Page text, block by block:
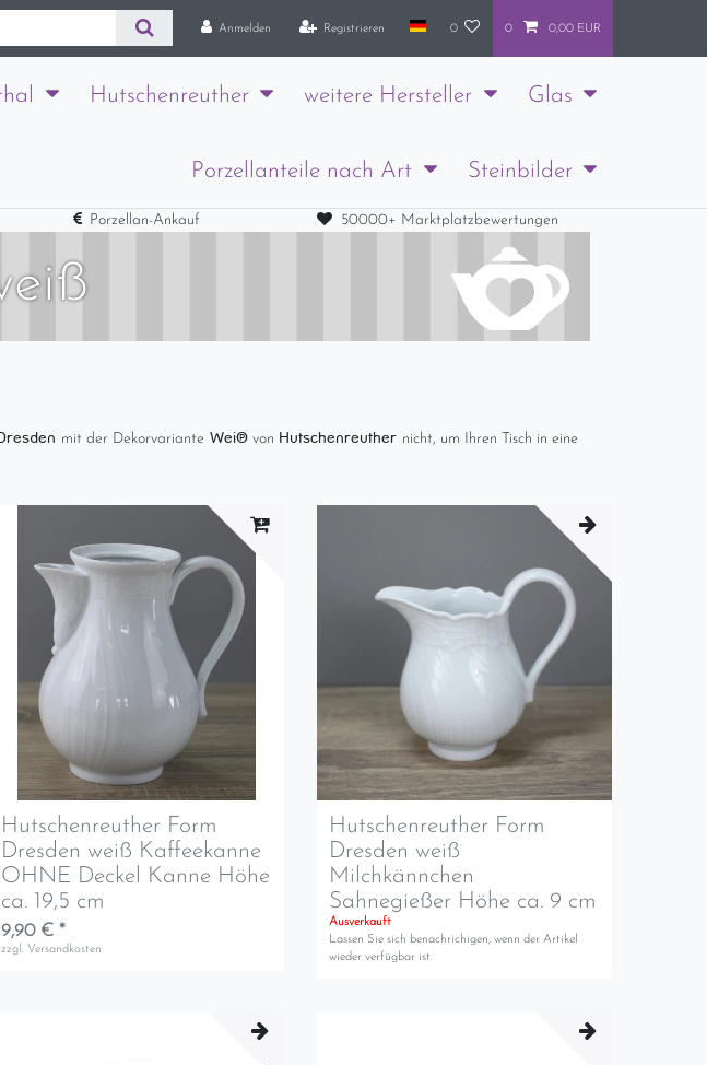
Anmelden Registrieren 0 0 0,00 EUR
Hutschenreuther weitere Hersteller Glas
Porzellanteile nach Art Steinbilder
Porzellan-Ankauf 50000+ Marktplatzbewertungen
mit der Dekorvariante Weiß von Hutschenreuther nicht, um Ihren Tisch in eine
Hutschenreuther Form
Dresden weiß Kaffeekanne
OHNE Deckel Kanne Höhe
ca. 19,5 cm
9,90 € *
zzgl. Versandkosten
Hutschenreuther Form
Dresden weiß
Milchkännchen
Sahnegießer Höhe ca. 9 cm
Ausverkauft
Lassen Sie sich benachrichigen, wenn der Artikel
wieder verfügbar ist.